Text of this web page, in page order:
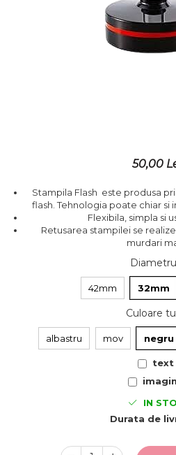
Placute gravate la comanda
50,00
Stampila Flash este produsa
flash. Tehnologia poate chiar si
Flexibila, simpla si
Retusarea stampilei se
murdari
Diametru
42mm 32mm
Culoare
albastru mov negru
text
IN
Durata de